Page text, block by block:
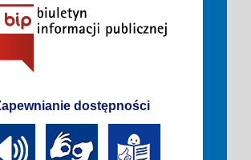
dostępności